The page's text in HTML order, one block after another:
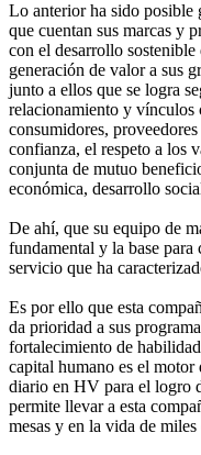
Lo anterior ha sido posible
que cuentan sus marcas y
con el desarrollo
generación de valor a sus
junto a ellos que se logra
relacionamiento y vínculos
consumidores,
confianza, el respeto a los
conjunta de mutuo
económica, desarrollo
De ahí, que su equipo de
fundamental y la base para
servicio que ha
Es por ello que esta
da prioridad a sus
fortalecimiento de
capital humano es el motor
diario en HV para el logro
permite llevar a esta
mesas y en la vida de